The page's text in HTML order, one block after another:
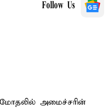
Follow Us
அமைச்சரின்